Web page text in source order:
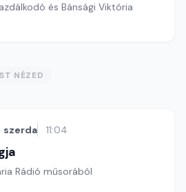
és Bánsági Viktória
NÉZED
szerda 11:04
Rádió műsorából